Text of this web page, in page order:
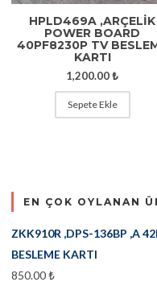
HPLD469A ,ARÇELİK
POWER BOARD
40PF8230P TV
KARTI
1,200.00₺
Sepete Ekle
EN ÇOK OYLANAN
ZKK910R ,DPS-136BP ,A
BESLEME KARTI
850.00₺